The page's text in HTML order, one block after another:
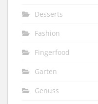
Desserts
Fashion
Fingerfood
Garten
Genuss